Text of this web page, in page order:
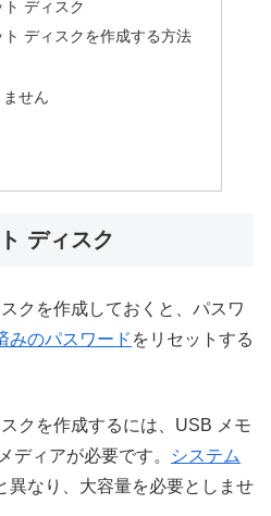
ディスク
ディスクを作成する方法
ません
ディスク
クを作成しておくと、パスワ
みのパスワード をリセットする
クを作成するには、USB メモ
ディアが必要です。
システム
異なり、大容量を必要としませ